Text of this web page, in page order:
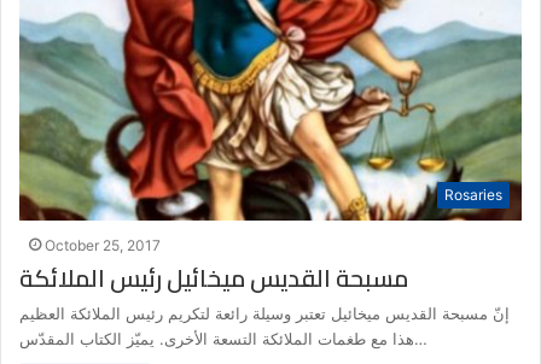
Rosaries
October 25, 2017
مسبحة القديس ميخائيل رئيس الملائكة
إنّ مسبحة القديس ميخائيل تعتبر وسيلة رائعة لتكريم رئيس الملائكة العظيم
هذا مع طغمات الملائكة التسعة الأخرى. يميّز الكتاب المقدّس…